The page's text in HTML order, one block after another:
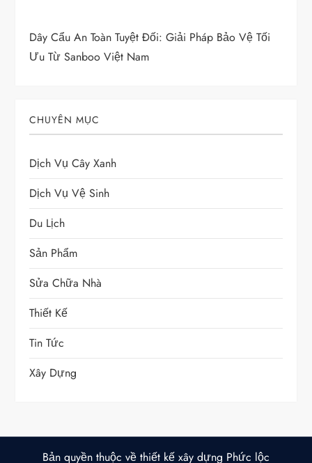
Dây Cẩu An Toàn Tuyệt Đối: Giải Pháp Bảo Vệ Tối
Ưu Từ Sanboo Việt Nam
CHUYÊN MỤC
Dịch Vụ Cây Xanh
Dịch Vụ Vệ Sinh
Du Lịch
Sản Phẩm
Sửa Chữa Nhà
Thiết Kế
Tin Tức
Xây Dựng
Bản quyền thuộc về thiết kế xây dựng Phức lộc